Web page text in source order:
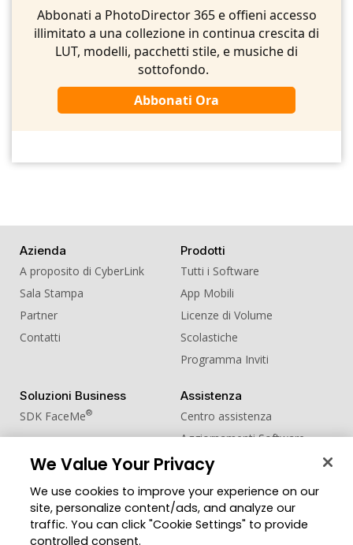
Abbonati a PhotoDirector 365 e offieni accesso
illimitato a una collezione in continua crescita di
LUT, modelli, pacchetti stile, e musiche di
sottofondo.
Abbonati Ora
Azienda
A proposito di CyberLink
Sala Stampa
Partner
Contatti
Prodotti
Tutti i Software
App Mobili
Licenze di Volume
Scolastiche
Programma Inviti
Soluzioni Business
SDK FaceMe®
Assistenza
Centro assistenza
Aggiornamenti Software
Centro Apprendimento
Comunità
Zona Utenti
Blog
Cambia regione
We Value Your Privacy
We use cookies to improve your experience on our
site, personalize content/ads, and analyze our
traffic. You can click "Cookie Settings" to provide
controlled consent.